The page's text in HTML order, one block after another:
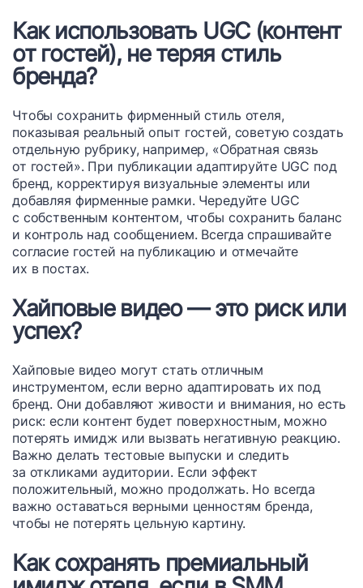
Как использовать UGC (контент
от гостей), не теряя стиль
бренда?
Чтобы сохранить фирменный стиль отеля,
показывая реальный опыт гостей, советую создать
отдельную рубрику, например, «Обратная связь
от гостей». При публикации адаптируйте UGC под
бренд, корректируя визуальные элементы или
добавляя фирменные рамки. Чередуйте UGC
с собственным контентом, чтобы сохранить баланс
и контроль над сообщением. Всегда спрашивайте
согласие гостей на публикацию и отмечайте
их в постах.
Хайповые видео — это риск или
успех?
Хайповые видео могут стать отличным
инструментом, если верно адаптировать их под
бренд. Они добавляют живости и внимания, но есть
риск: если контент будет поверхностным, можно
потерять имидж или вызвать негативную реакцию.
Важно делать тестовые выпуски и следить
за откликами аудитории. Если эффект
положительный, можно продолжать. Но всегда
важно оставаться верными ценностям бренда,
чтобы не потерять цельную картину.
Как сохранять премиальный